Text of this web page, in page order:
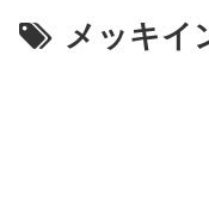
メッキイ